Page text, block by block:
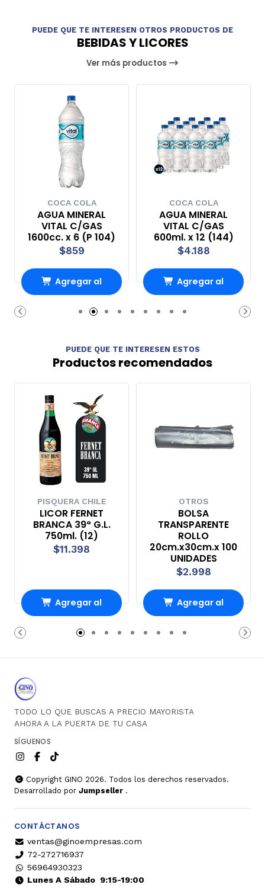
PUEDE QUE TE INTERESEN OTROS PRODUCTOS DE
BEBIDAS Y LICORES
Ver más productos
COCA COLA
AGUA MINERAL
VITAL C/GAS
1600cc. x 6 (P 104)
$859
Agregar al
Carro
COCA COLA
AGUA MINERAL
VITAL C/GAS
600ml. x 12 (144)
$4.188
Agregar al
Carro
PUEDE QUE TE INTERESEN ESTOS
Productos recomendados
PISQUERA CHILE
LICOR FERNET
BRANCA 39° G.L.
750ml. (12)
$11.398
Agregar al
Carro
OTROS
BOLSA
TRANSPARENTE
ROLLO
20cm.x30cm.x 100
UNIDADES
$2.998
Agregar al
Carro
TODO LO QUE BUSCAS A PRECIO MAYORISTA
AHORA A LA PUERTA DE TU CASA
SÍGUENOS
Copyright GINO 2026. Todos los derechos reservados.
Desarrollado por Jumpseller .
CONTÁCTANOS
ventas@ginoempresas.com
72-272716937
56964930323
Lunes A Sábado9:15-19:00